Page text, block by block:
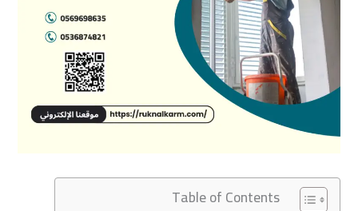
Table of Contents